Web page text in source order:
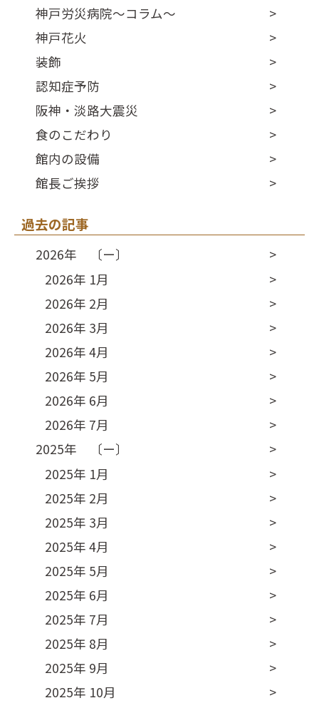
神戸労災病院～コラム～
神戸花火
装飾
認知症予防
阪神・淡路大震災
食のこだわり
館内の設備
館長ご挨拶
過去の記事
2026年 〔ー〕
2026年 1月
2026年 2月
2026年 3月
2026年 4月
2026年 5月
2026年 6月
2026年 7月
2025年 〔ー〕
2025年 1月
2025年 2月
2025年 3月
2025年 4月
2025年 5月
2025年 6月
2025年 7月
2025年 8月
2025年 9月
2025年 10月